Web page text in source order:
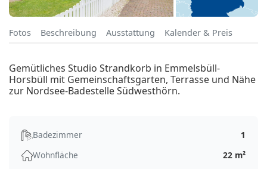
Fotos Beschreibung Ausstattung Kalender & Preis
Gemütliches Studio Strandkorb in Emmelsbüll-
Horsbüll mit Gemeinschaftsgarten, Terrasse und Nähe
zur Nordsee-Badestelle Südwesthörn.
Badezimmer
1
Wohnfläche
22 m²